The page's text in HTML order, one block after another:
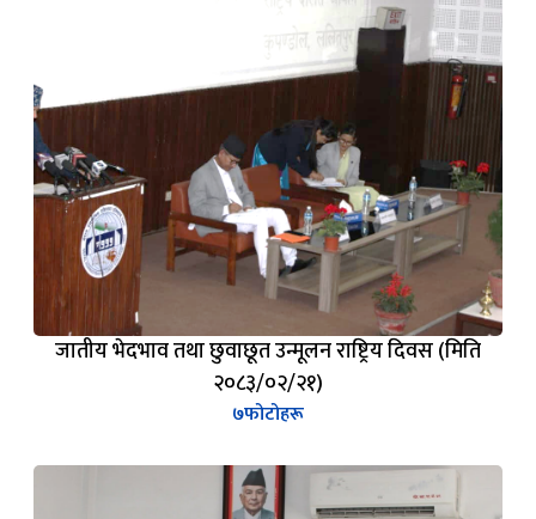
जातीय भेदभाव तथा छुवाछूत उन्मूलन राष्ट्रिय दिवस (मिति
२०८३/०२/२१)
७फोटोहरू